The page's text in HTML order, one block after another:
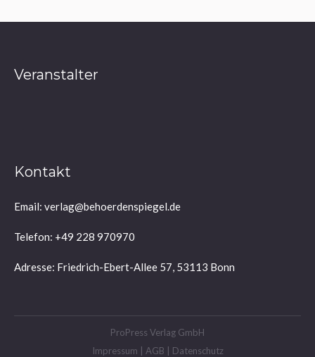
Veranstalter
Kontakt
Email: verlag@behoerdenspiegel.de
Telefon: +49 228 970970
Adresse: Friedrich-Ebert-Allee 57, 53113 Bonn
ProPress Verlag GmbH
Impressum
AGB Datenschutz